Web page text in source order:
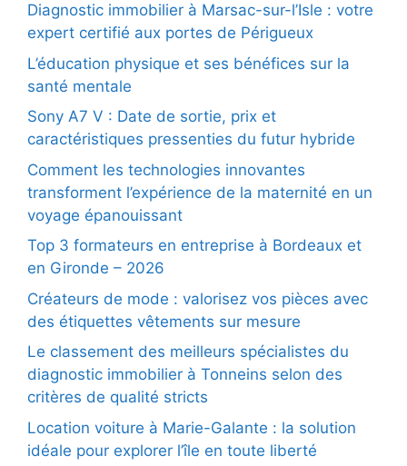
Diagnostic immobilier à Marsac-sur-l’Isle : votre
expert certifié aux portes de Périgueux
L’éducation physique et ses bénéfices sur la
santé mentale
Sony A7 V : Date de sortie, prix et
caractéristiques pressenties du futur hybride
Comment les technologies innovantes
transforment l’expérience de la maternité en un
voyage épanouissant
Top 3 formateurs en entreprise à Bordeaux et
en Gironde – 2026
Créateurs de mode : valorisez vos pièces avec
des étiquettes vêtements sur mesure
Le classement des meilleurs spécialistes du
diagnostic immobilier à Tonneins selon des
critères de qualité stricts
Location voiture à Marie-Galante : la solution
idéale pour explorer l’île en toute liberté